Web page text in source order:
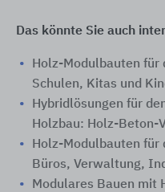
Das könnte Sie auch
Holz-Modulbauten für
Schulen, Kitas und
Hybridlösungen für
Holzbau: Holz-Beton-
Holz-Modulbauten für
Büros, Verwaltung,
Modulares Bauen mit